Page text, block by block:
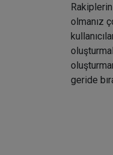
olmanız
geride